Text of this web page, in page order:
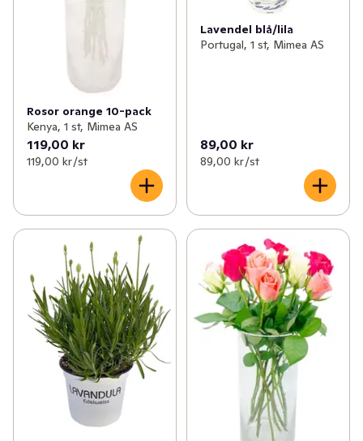
Rosor orange 10-pack
Kenya, 1 st, Mimea AS
119,00 kr
119,00 kr /st
Lavendel blå/lila
Portugal, 1 st, Mimea AS
89,00 kr
89,00 kr /st